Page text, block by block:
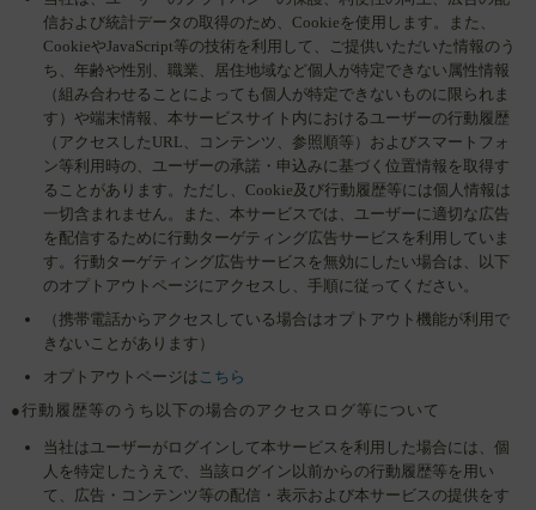
信および統計データの取得のため、Cookieを使用します。また、
CookieやJavaScript等の技術を利用して、ご提供いただいた情報のう
ち、年齢や性別、職業、居住地域など個人が特定できない属性情報
（組み合わせることによっても個人が特定できないものに限られま
す）や端末情報、本サービスサイト内におけるユーザーの行動履歴
（アクセスしたURL、コンテンツ、参照順等）およびスマートフォ
ン等利用時の、ユーザーの承諾・申込みに基づく位置情報を取得す
ることがあります。ただし、Cookie及び行動履歴等には個人情報は
一切含まれません。また、本サービスでは、ユーザーに適切な広告
を配信するために行動ターゲティング広告サービスを利用していま
す。行動ターゲティング広告サービスを無効にしたい場合は、以下
のオプトアウトページにアクセスし、手順に従ってください。
（携帯電話からアクセスしている場合はオプトアウト機能が利用で
きないことがあります）
オプトアウトページは こちら
●行動履歴等のうち以下の場合のアクセスログ等について
当社はユーザーがログインして本サービスを利用した場合には、個
人を特定したうえで、当該ログイン以前からの行動履歴等を用い
て、広告・コンテンツ等の配信・表示および本サービスの提供をす